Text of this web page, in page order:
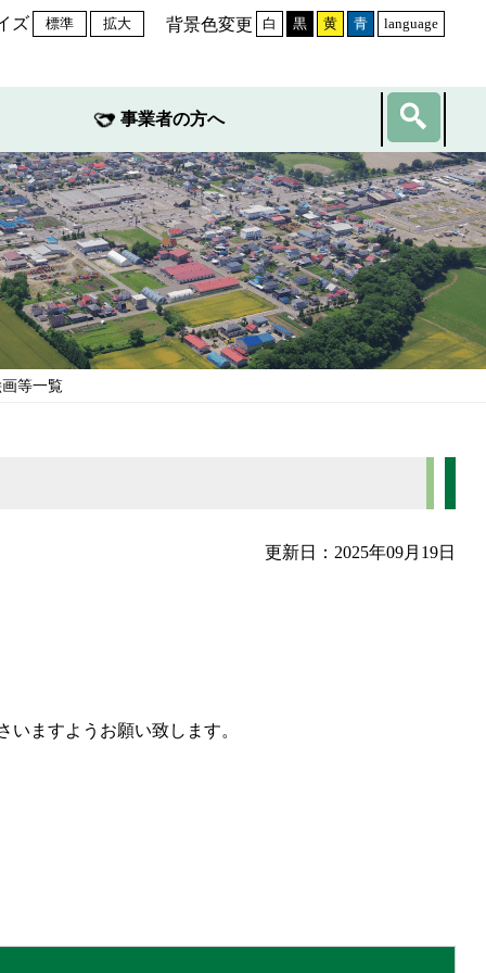
ズ 標準 拡大 背景色変更 白 黒 黄 青 language
事業者の方へ
等一覧
更新日：2025年09月19日
ますようお願い致します。